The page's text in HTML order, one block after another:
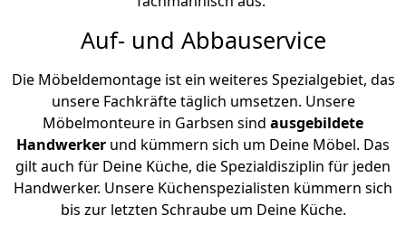
Auf- und Abbauservice
Die Möbeldemontage ist ein weiteres Spezialgebiet, das
unsere Fachkräfte täglich umsetzen. Unsere
Möbelmonteure in Garbsen sind ausgebildete
Handwerker und kümmern sich um Deine Möbel. Das
gilt auch für Deine Küche, die Spezialdisziplin für jeden
Handwerker. Unsere Küchenspezialisten kümmern sich
bis zur letzten Schraube um Deine Küche.